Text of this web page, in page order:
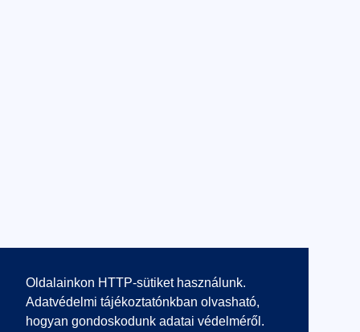
Oldalainkon HTTP-sütiket használunk.
Adatvédelmi tájékoztatónkban olvasható,
hogyan gondoskodunk adatai védelméről.